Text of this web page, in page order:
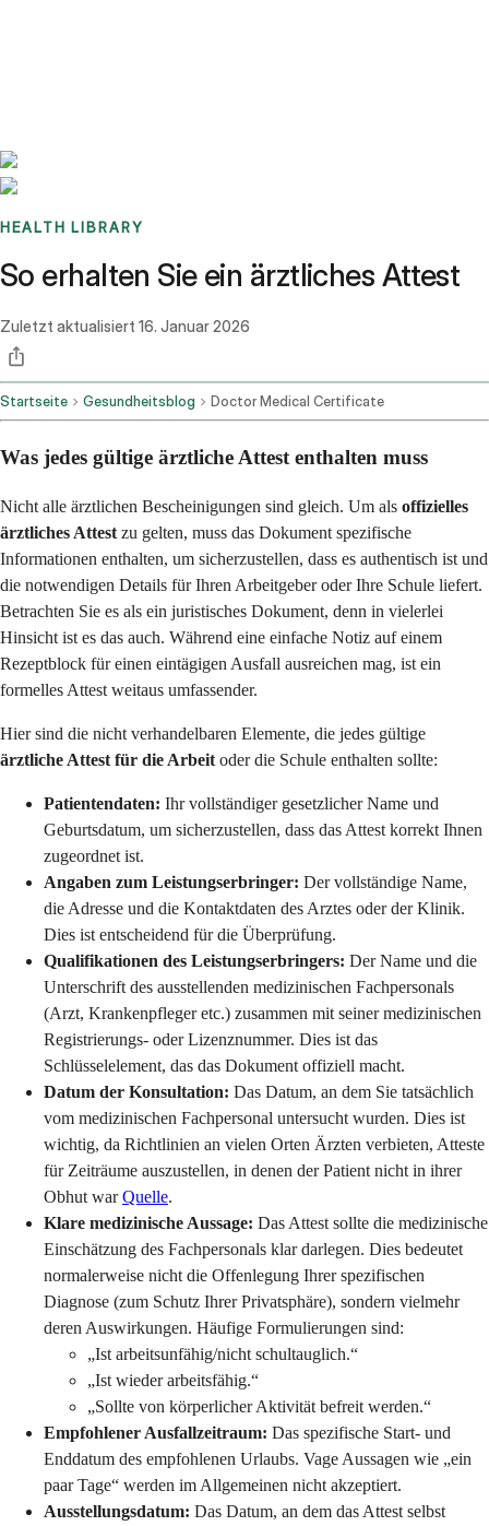
HEALTH LIBRARY
So erhalten Sie ein ärztliches Attest
Zuletzt aktualisiert 16. Januar 2026
Startseite Gesundheitsblog Doctor Medical Certificate
Was jedes gültige ärztliche Attest enthalten muss
Nicht alle ärztlichen Bescheinigungen sind gleich. Um als offizielles
ärztliches Attest zu gelten, muss das Dokument spezifische
Informationen enthalten, um sicherzustellen, dass es authentisch ist und
die notwendigen Details für Ihren Arbeitgeber oder Ihre Schule liefert.
Betrachten Sie es als ein juristisches Dokument, denn in vielerlei
Hinsicht ist es das auch. Während eine einfache Notiz auf einem
Rezeptblock für einen eintägigen Ausfall ausreichen mag, ist ein
formelles Attest weitaus umfassender.
Hier sind die nicht verhandelbaren Elemente, die jedes gültige
ärztliche Attest für die Arbeit oder die Schule enthalten sollte:
Patientendaten: Ihr vollständiger gesetzlicher Name und
Geburtsdatum, um sicherzustellen, dass das Attest korrekt Ihnen
zugeordnet ist.
Angaben zum Leistungserbringer: Der vollständige Name,
die Adresse und die Kontaktdaten des Arztes oder der Klinik.
Dies ist entscheidend für die Überprüfung.
Qualifikationen des Leistungserbringers: Der Name und die
Unterschrift des ausstellenden medizinischen Fachpersonals
(Arzt, Krankenpfleger etc.) zusammen mit seiner medizinischen
Registrierungs- oder Lizenznummer. Dies ist das
Schlüsselelement, das das Dokument offiziell macht.
Datum der Konsultation: Das Datum, an dem Sie tatsächlich
vom medizinischen Fachpersonal untersucht wurden. Dies ist
wichtig, da Richtlinien an vielen Orten Ärzten verbieten, Atteste
für Zeiträume auszustellen, in denen der Patient nicht in ihrer
Obhut warQuelle.
Klare medizinische Aussage: Das Attest sollte die medizinische
Einschätzung des Fachpersonals klar darlegen. Dies bedeutet
normalerweise nicht die Offenlegung Ihrer spezifischen
Diagnose (zum Schutz Ihrer Privatsphäre), sondern vielmehr
deren Auswirkungen. Häufige Formulierungen sind:
„Ist arbeitsunfähig/nicht schultauglich.“
„Ist wieder arbeitsfähig.“
„Sollte von körperlicher Aktivität befreit werden.“
Empfohlener Ausfallzeitraum: Das spezifische Start- und
Enddatum des empfohlenen Urlaubs. Vage Aussagen wie „ein
paar Tage“ werden im Allgemeinen nicht akzeptiert.
Ausstellungsdatum: Das Datum, an dem das Attest selbst